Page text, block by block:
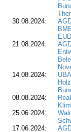
30.08.2024:
21.08.2024:
14.08.2024:
08.08.2024:
25.06.2024:
17.06.2024: